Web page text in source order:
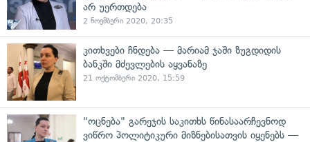
არ უერთდება
2 ნოემბერი 2020, 20:35
კითხვები ჩნდება — მარიამ ჯაში ზუგდიდის
ბანკში მძევლების აყვანაზე
21 ოქტომბერი 2020, 15:59
"ოცნება" გარეჯის საკითხს წინასაარჩევნოდ
ვიწრო პოლიტიკური მიზნებისათვის იყენებს —